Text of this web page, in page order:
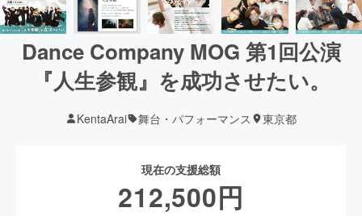
Dance Company MOG 第1回公演
『人生参観』を成功させたい。
KentaArai 舞台・パフォーマンス 東京都
現在の支援総額
212,500円